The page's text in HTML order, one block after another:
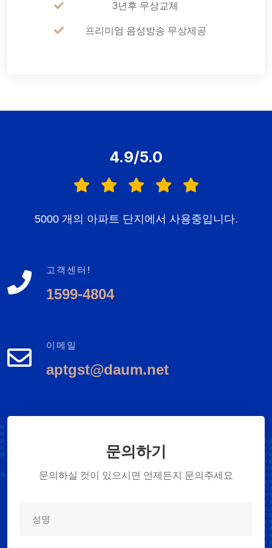
3년후 무상교체
프리미엄 음성방송 무상제공
4.9/5.0
5000 개의 아파트 단지에서 사용중입니다.
고객센터!
1599-4804
이메일
aptgst@daum.net
문의하기
문의하실 것이 있으시면 언제든지 문의주세요